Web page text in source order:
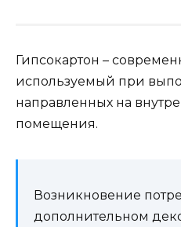
Гипсокартон –
используемый при
направленных на
помещения.
Возникновение
дополнительном